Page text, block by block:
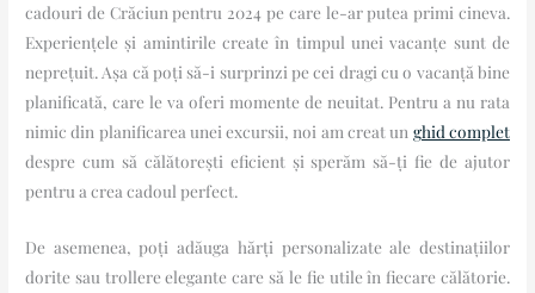
cadouri de Crăciun pentru 2024 pe care le-ar putea primi cineva.
Experiențele și amintirile create în timpul unei vacanțe sunt de
neprețuit. Așa că poți să-i surprinzi pe cei dragi cu o vacanță bine
planificată, care le va oferi momente de neuitat. Pentru a nu rata
nimic din planificarea unei excursii, noi am creat un ghid complet
despre cum să călătorești eficient și sperăm să-ți fie de ajutor
pentru a crea cadoul perfect.
De asemenea, poți adăuga hărți personalizate ale destinațiilor
dorite sau trollere elegante care să le fie utile în fiecare călătorie.